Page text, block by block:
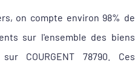
on compte environ 98% de
sur l'ensemble des biens
COURGENT 78790. Ces